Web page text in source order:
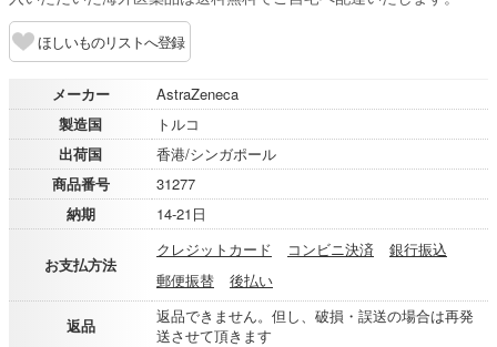
ほしいものリストへ登録
メーカー
AstraZeneca
製造国
トルコ
出荷国
香港/シンガポール
商品番号
31277
納期
14-21日
お支払方法
クレジットカード コンビニ決済
銀行振込
郵便振替
後払い
返品
返品できません。但し、破損・誤送の場合は再発
送させて頂きます